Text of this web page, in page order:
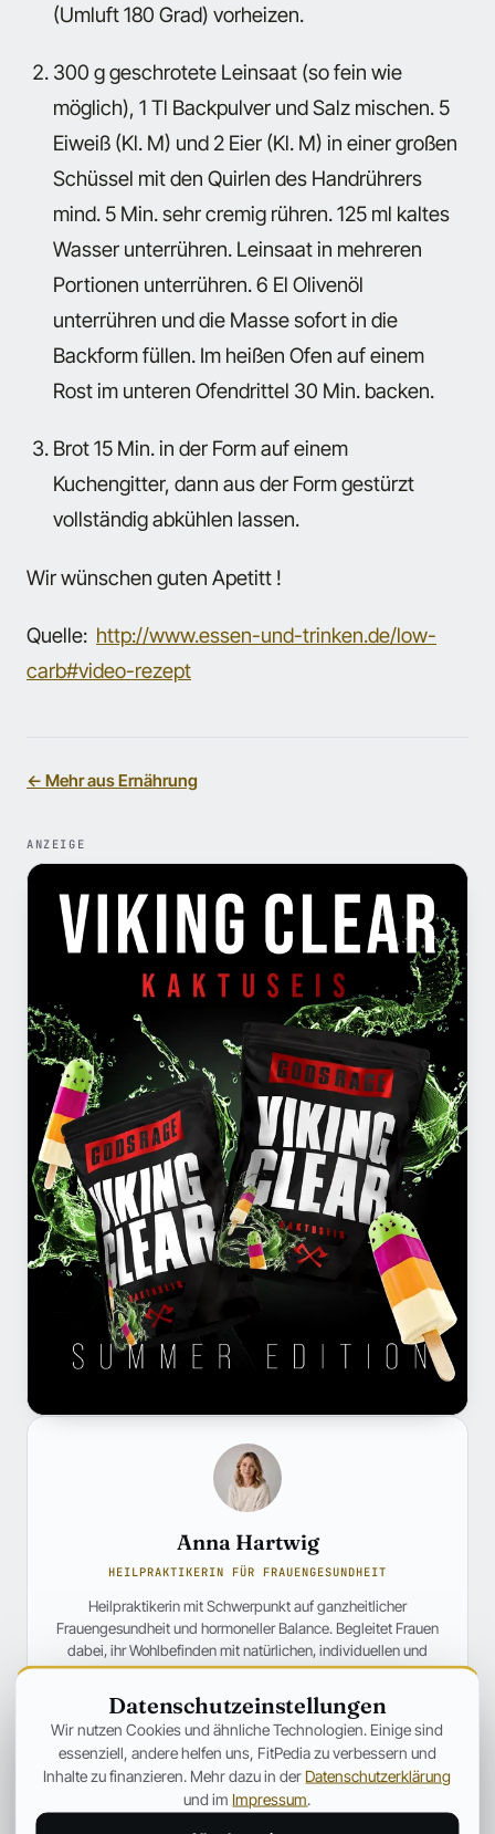
(Umluft 180 Grad) vorheizen.
300 g geschrotete Leinsaat (so fein wie
möglich), 1 Tl Backpulver und Salz mischen. 5
Eiweiß (Kl. M) und 2 Eier (Kl. M) in einer großen
Schüssel mit den Quirlen des Handrührers
mind. 5 Min. sehr cremig rühren. 125 ml kaltes
Wasser unterrühren. Leinsaat in mehreren
Portionen unterrühren. 6 El Olivenöl
unterrühren und die Masse sofort in die
Backform füllen. Im heißen Ofen auf einem
Rost im unteren Ofendrittel 30 Min. backen.
Brot 15 Min. in der Form auf einem
Kuchengitter, dann aus der Form gestürzt
vollständig abkühlen lassen.
Wir wünschen guten Apetitt !
Quelle: http://www.essen-und-trinken.de/low-
carb#video-rezept
← Mehr aus Ernährung
ANZEIGE
Anna Hartwig
HEILPRAKTIKERIN FÜR FRAUENGESUNDHEIT
Heilpraktikerin mit Schwerpunkt auf ganzheitlicher
Frauengesundheit und hormoneller Balance. Begleitet Frauen
dabei, ihr Wohlbefinden mit natürlichen, individuellen und
fundierten Ansätzen nachhaltig zu verbessern.
Profil und weitere Beiträge →
Datenschutzeinstellungen
Wir nutzen Cookies und ähnliche Technologien. Einige sind
essenziell, andere helfen uns, FitPedia zu verbessern und
Inhalte zu finanzieren. Mehr dazu in der Datenschutzerklärung
und im Impressum.